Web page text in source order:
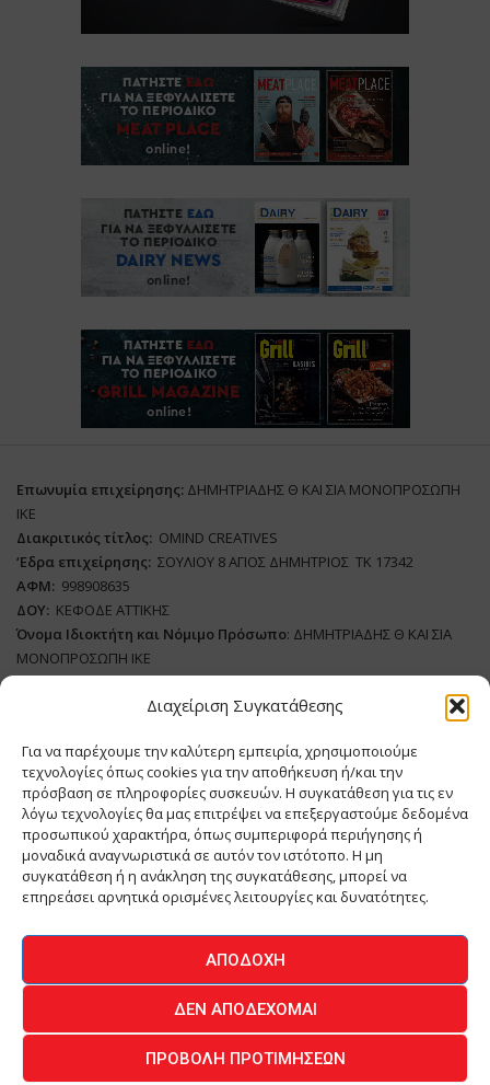
Διαχείριση Συγκατάθεσης
Για να παρέχουμε την καλύτερη εμπειρία, χρησιμοποιούμε
τεχνολογίες όπως cookies για την αποθήκευση ή/και την
πρόσβαση σε πληροφορίες συσκευών. Η συγκατάθεση για τις εν
λόγω τεχνολογίες θα μας επιτρέψει να επεξεργαστούμε δεδομένα
προσωπικού χαρακτήρα, όπως συμπεριφορά περιήγησης ή
μοναδικά αναγνωριστικά σε αυτόν τον ιστότοπο. Η μη
συγκατάθεση ή η ανάκληση της συγκατάθεσης, μπορεί να
επηρεάσει αρνητικά ορισμένες λειτουργίες και δυνατότητες.
ΑΠΟΔΟΧΉ
ΔΕΝ ΑΠΟΔΈΧΟΜΑΙ
ΠΡΟΒΟΛΉ ΠΡΟΤΙΜΉΣΕΩΝ
Επωνυμία επιχείρησης: ΔΗΜΗΤΡΙΑΔΗΣ Θ ΚΑΙ ΣΙΑ ΜΟΝΟΠΡΟΣΩΠΗ
ΙΚΕ
Διακριτικός τίτλος: ΟΜΙΝD CREATIVES
‘Eδρα επιχείρησης: ΣΟΥΛΙΟΥ 8 ΑΓΙΟΣ ΔΗΜΗΤΡΙΟΣ ΤΚ 17342
ΑΦΜ: 998908635
ΔΟΥ: ΚΕΦΟΔΕ ΑΤΤΙΚΗΣ
Όνομα Ιδιοκτήτη και Νόμιμο Πρόσωπο: ΔΗΜΗΤΡΙΑΔΗΣ Θ ΚΑΙ ΣΙΑ
ΜΟΝΟΠΡΟΣΩΠΗ ΙΚΕ
Διευθυντής Σύνταξης:ΑΘΑΝΑΣΙΟΣ ΑΝΤΩΝΙΟΥ
ΔικαιούχοςDomain:ΔΗΜΗΤΡΙΑΔΗΣ Θ ΚΑΙ ΣΙΑ ΜΟΝΟΠΡΟΣΩΠΗ ΙΚΕ
Διευθυντής: ΕΥΘΥΜΙΑΤΟΥ ΜΑΡΙΑ
Διαχειριστής:
ΕΥΘΥΜΙΑΤΟΥ ΜΑΡΙΑ
Δήλωση Συμμόρφωσης
ΕΠΙΚΟΙΝΩΝΙΑ
© 2026 - All Rights Reserved -Πολιτική Απορρήτου